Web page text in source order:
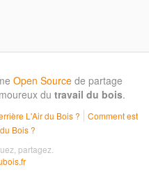
Open Source de partage
du travail du bois.
L'Air du Bois ?
Comment est
Bois ?
partagez.